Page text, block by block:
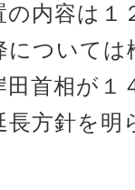
の内容は１
については
田首相が１
長方針を明